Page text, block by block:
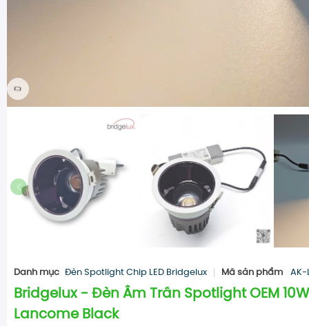
Danh mục Đèn Spotlight Chip LED Bridgelux Mã sản phẩm AK-
Bridgelux - Đèn Âm Trần Spotlight OEM
Lancome Black